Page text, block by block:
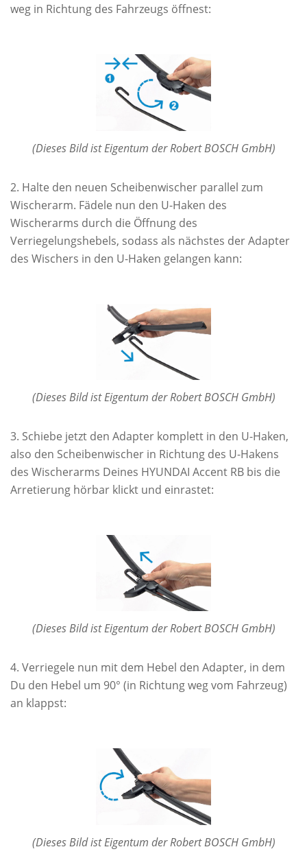
weg in Richtung des Fahrzeugs öffnest:
(Dieses Bild ist Eigentum der Robert BOSCH GmbH)
Halte den neuen Scheibenwischer parallel zum
Wischerarm. Fädele nun den U-Haken des
Wischerarms durch die Öffnung des
Verriegelungshebels, sodass als nächstes der Adapter
des Wischers in den U-Haken gelangen kann:
(Dieses Bild ist Eigentum der Robert BOSCH GmbH)
Schiebe jetzt den Adapter komplett in den U-Haken,
also den Scheibenwischer in Richtung des U-Hakens
des Wischerarms Deines HYUNDAI Accent RB bis die
Arretierung hörbar klickt und einrastet:
(Dieses Bild ist Eigentum der Robert BOSCH GmbH)
Verriegele nun mit dem Hebel den Adapter, in dem
Du den Hebel um 90° (in Richtung weg vom Fahrzeug)
an klappst:
(Dieses Bild ist Eigentum der Robert BOSCH GmbH)